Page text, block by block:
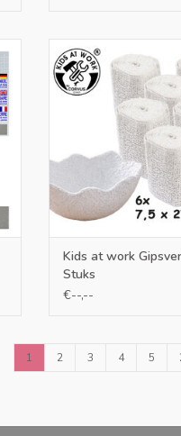
Kids at Work
Stuks
TOEVOEGEN AAN
Kids at work
Stuks
€--,--
1 2 3 4 5